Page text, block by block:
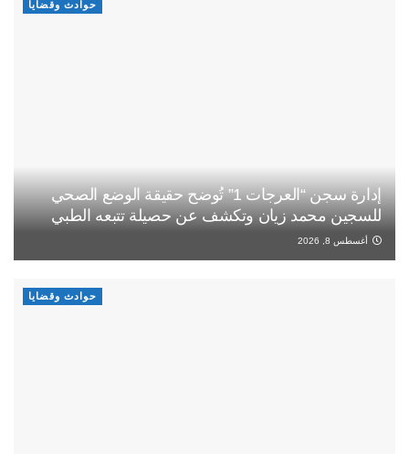
حوادث وقضايا
إدارة سجن “العرجات 1” تُوضح حقيقة الوضع الصحي
للسجين محمد زيان وتكشف عن حصيلة تتبعه الطبي
أغسطس 8, 2026
حوادث وقضايا